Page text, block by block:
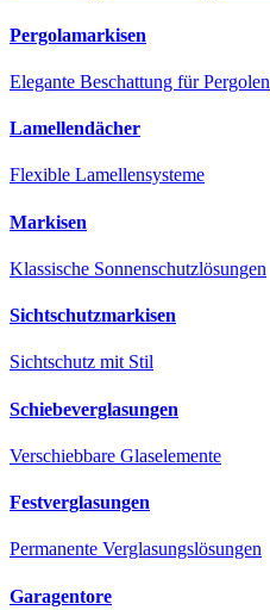
Pergolamarkisen
Elegante Beschattung für Pergolen
Lamellendächer
Flexible Lamellensysteme
Markisen
Klassische Sonnenschutzlösungen
Sichtschutzmarkisen
Sichtschutz mit Stil
Schiebeverglasungen
Verschiebbare Glaselemente
Festverglasungen
Permanente Verglasungslösungen
Garagentore